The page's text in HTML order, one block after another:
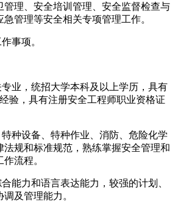
管理、安全培训管理、安全监督检查与
管理等安全相关专项管理工作。
事项。
，统招大学本科及以上学历，具有
验，具有注册安全工程师职业资格证
设备、特种作业、消防、危险化学
法规和标准规范，熟练掌握安全管理和
流程。
力和语言表达能力，较强的计划、
及管理能力。